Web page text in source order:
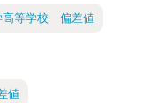
高等学校 偏差値
値